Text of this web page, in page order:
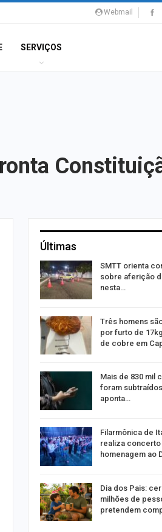
Webmail
SERVIÇOS
Últimas
SMTT orienta
sobre aferição
nesta…
Três homens
por furto de
de cobre em
Mais de 830 mil
foram
aponta…
Filarmônica de
realiza concerto
homenagem ao
Dia dos Pais:
milhões de
pretendem